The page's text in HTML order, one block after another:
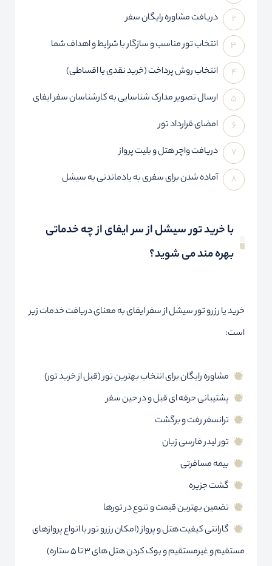
دریافت مشاوره رایگان سفر
انتخاب تور مناسب و سازگار با شرایط و اهداف شما
انتخاب روش پرداخت (خرید نقدی یا اقساطی)
ارسال تصویر مدارک شناسایی به کارشناسان سفر ایفای
امضای قرارداد تور
دریافت واچر هتل و بلیت پرواز
آماده شدن برای سفری به یادماندنی به سیشل
با خرید تور سیشل از سر ایفای از چه خدماتی
بهره مند می شوید؟
خرید یا رزرو تور سیشل از سفر ایفای به معنای دریافت خدمات زیر
است:
مشاوره رایگان برای انتخاب بهترین تور (قبل از خرید تور)
پشتیبانی حرفه ای قبل و در حین سفر
ترانسفر رفت و برگشت
تور لیدر فارسی زبان
بیمه مسافرتی
گشت جزیره
تضمین بهترین قیمت و تنوع در تورها
گارانتی کیفیت هتل و پرواز (امکان رزرو تور با انواع پروازهای
مستقیم و غیرمستقیم و بوک کردن هتل های 3 تا 5 ستاره)